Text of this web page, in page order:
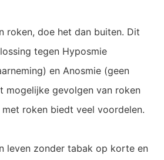
roken, doe het dan buiten. Dit
tegen Hyposmie
en Anosmie (geen
mogelijke gevolgen van roken
roken biedt veel voordelen.
leven zonder tabak op korte en